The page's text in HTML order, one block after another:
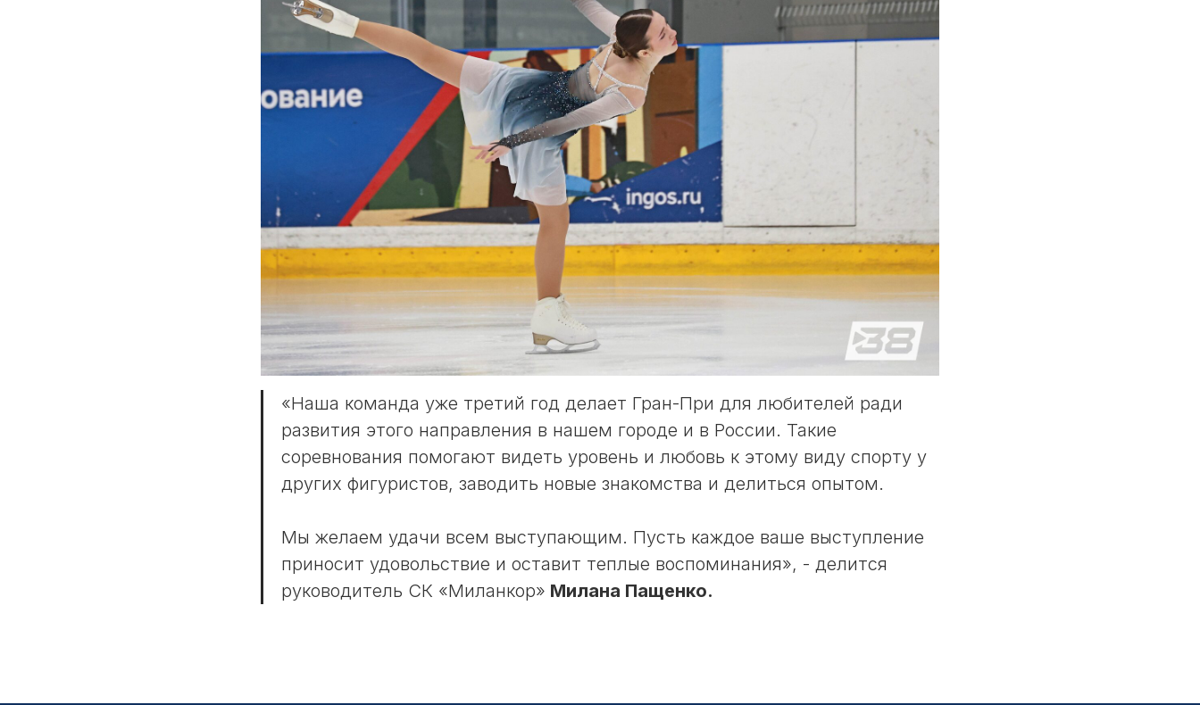
«Наша команда уже третий год делает Гран-При для любителей ради
развития этого направления в нашем городе и в России. Такие
соревнования помогают видеть уровень и любовь к этому виду спорту у
других фигуристов, заводить новые знакомства и делиться опытом.
Мы желаем удачи всем выступающим. Пусть каждое ваше выступление
приносит удовольствие и оставит теплые воспоминания», - делится
руководитель СК «Миланкор» Милана Пащенко.